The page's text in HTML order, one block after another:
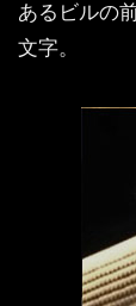
あるビルの
文字。